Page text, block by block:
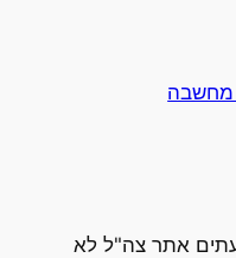
מחשבה
אתר צה"ל לא